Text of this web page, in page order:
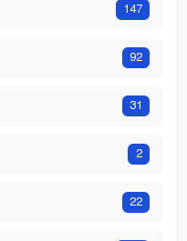
147
92
31
2
22